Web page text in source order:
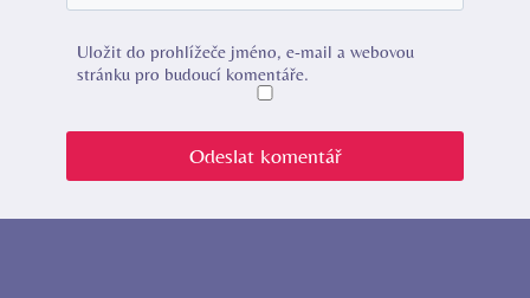
Uložit do prohlížeče jméno, e-mail a webovou
stránku pro budoucí komentáře.